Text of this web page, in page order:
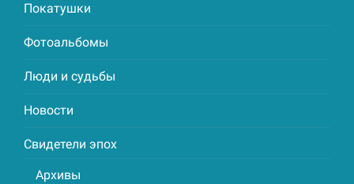
Покатушки
Фотоальбомы
Люди и судьбы
Новости
Свидетели эпох
Архивы